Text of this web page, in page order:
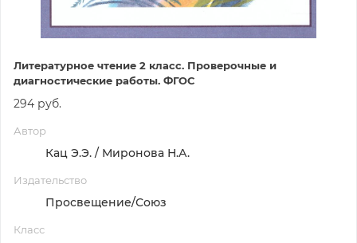
Литературное чтение 2 класс. Проверочные и
диагностические работы. ФГОС
294 руб.
Автор
Кац Э.Э. / Миронова Н.А.
Издательство
Просвещение/Союз
Класс